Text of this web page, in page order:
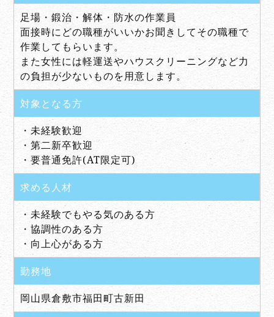
足場・鍛治・解体・防水の作業員
面接時にどの職種がいいかお聞きしてその職種で
作業してもらいます。
また女性には軽運送やハウスクリーニングなど力
の負担が少ないものを用意します。
対象となる方
・未経験歓迎
・第二新卒歓迎
・要普通免許(AT限定可)
求める人材
・未経験でもやる気のある方
・協調性のある方
・向上心がある方
勤務地
岡山県倉敷市福田町古新田